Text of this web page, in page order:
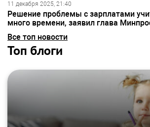
11 декабря 2025, 21:40
Решение проблемы с зарплатами
много времени, заявил глава
Все топ новости
Топ блоги